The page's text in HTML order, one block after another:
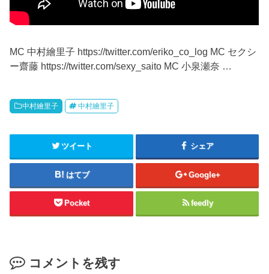
MC 中村繪里子 https://twitter.com/eriko_co_log MC セクシ
ー齋藤 https://twitter.com/sexy_saito MC 小泉瀬奈 …
中村繪里子 中村繪里子
ツイート シェア
はてブ Google+
Pocket feedly
コメントを残す